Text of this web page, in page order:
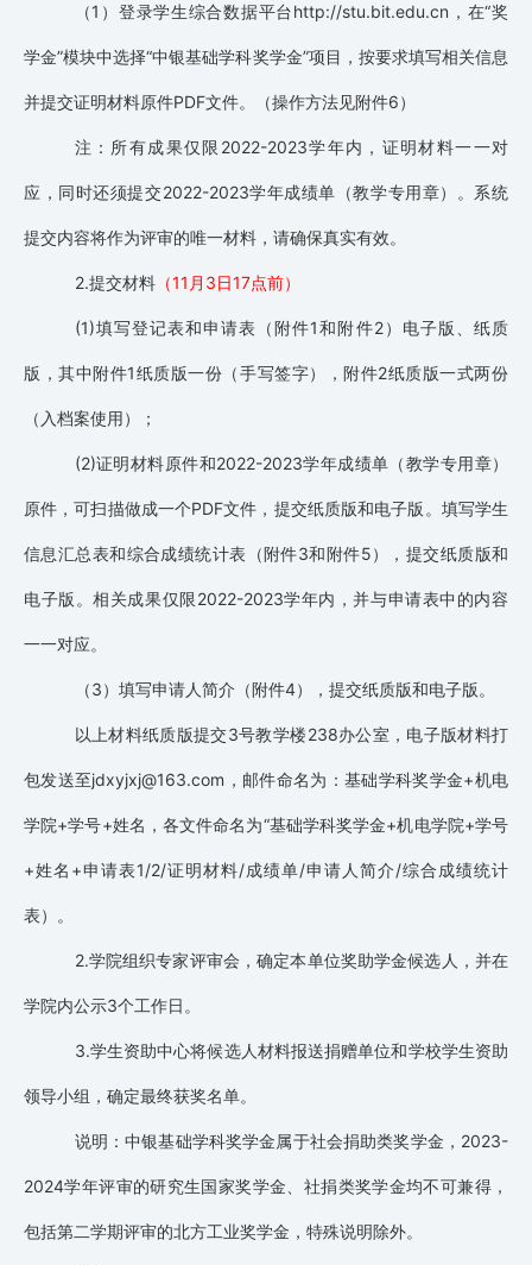
（1）登录学生综合数据平台http://stu.bit.edu.cn，在“奖
学金”模块中选择“中银基础学科奖学金”项目，按要求填写相关信息
并提交证明材料原件PDF文件。（操作方法见附件6）
注：所有成果仅限2022-2023学年内，证明材料一一对
应，同时还须提交2022-2023学年成绩单（教学专用章）。系统
提交内容将作为评审的唯一材料，请确保真实有效。
2.提交材料（11月3日17点前）
(1)填写登记表和申请表（附件1和附件2）电子版、纸质
版，其中附件1纸质版一份（手写签字），附件2纸质版一式两份
（入档案使用）；
(2)证明材料原件和2022-2023学年成绩单（教学专用章）
原件，可扫描做成一个PDF文件，提交纸质版和电子版。填写学生
信息汇总表和综合成绩统计表（附件3和附件5），提交纸质版和
电子版。相关成果仅限2022-2023学年内，并与申请表中的内容
一一对应。
（3）填写申请人简介（附件4），提交纸质版和电子版。
以上材料纸质版提交3号教学楼238办公室，电子版材料打
包发送至jdxyjxj@163.com，邮件命名为：基础学科奖学金+机电
学院+学号+姓名，各文件命名为“基础学科奖学金+机电学院+学号
+姓名+申请表1/2/证明材料/成绩单/申请人简介/综合成绩统计
表）。
2.学院组织专家评审会，确定本单位奖助学金候选人，并在
学院内公示3个工作日。
3.学生资助中心将候选人材料报送捐赠单位和学校学生资助
领导小组，确定最终获奖名单。
说明：中银基础学科奖学金属于社会捐助类奖学金，2023-
2024学年评审的研究生国家奖学金、社捐类奖学金均不可兼得，
包括第二学期评审的北方工业奖学金，特殊说明除外。